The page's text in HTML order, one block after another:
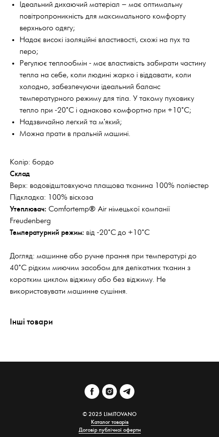
Ідеальний дихаючий матеріал – має оптимальну
повітропроникність для максимального комфорту
верхнього одягу;
Надає високі ізоляційні властивості, схожі на пух та
перо;
Регулює теплообмін - має властивість забирати частину
тепла на себе, коли людині жарко і віддавати, коли
холодно, забезпечуючи ідеальний баланс
температурного режиму для тіла. У такому пуховику
тепло при -20°С і однаково комфортно при +10°С;
Надзвичайно легкий та м'який;
Можна прати в пральній машині.
Колір: бордо
Склад
Верх: водовідштовхуюча плащова тканина 100% поліестер
Підкладка: 100% віскоза
Утеплювач: Comfortemp® Air німецької компанії
Freudenberg
Температурний режим: від -20°С до +10°С
Догляд: машинне або ручне прання при температурі до
40°С рідким миючим засобом для делікатних тканин з
коротким циклом віджиму або без віджиму. Не
використовувати машинне сушіння.
Інші товари
© 2025 LIMITOVANO
Каталог товарів
Договір публічної оферти